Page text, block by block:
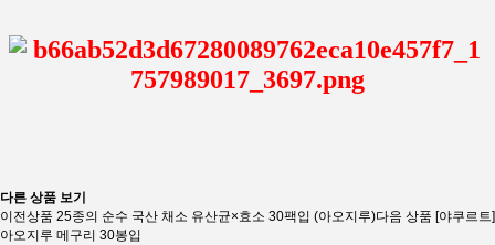
다른 상품 보기
이전상품 25종의 순수 국산 채소 유산균×효소 30팩입 (아오지루)다음 상품 [야쿠르트]
아오지루 메구리 30봉입